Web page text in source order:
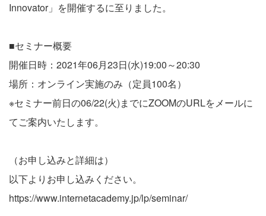
Innovator」を開催するに至りました。
■セミナー概要
開催日時：2021年06月23日(水)19:00～20:30
場所：オンライン実施のみ（定員100名）
※セミナー前日の06/22(火)までにZOOMのURLをメールに
てご案内いたします。
（お申し込みと詳細は）
以下よりお申し込みください。
https://www.internetacademy.jp/lp/seminar/